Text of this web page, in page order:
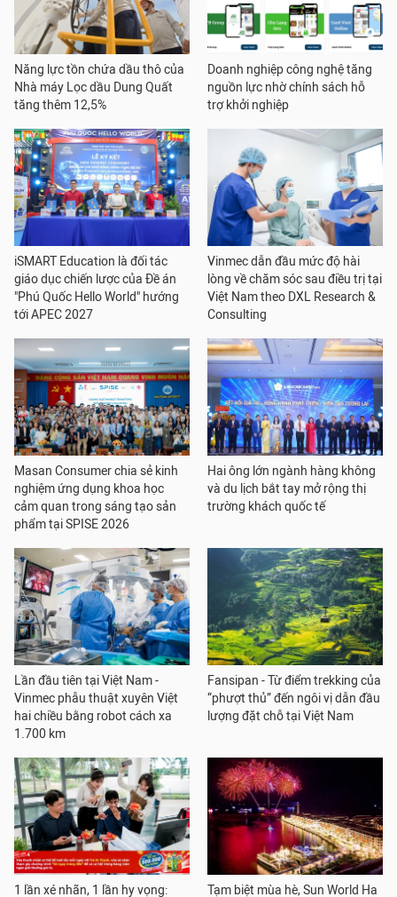
Năng lực tồn chứa dầu thô của
Nhà máy Lọc dầu Dung Quất
tăng thêm 12,5%
Doanh nghiệp công nghệ tăng
nguồn lực nhờ chính sách hỗ
trợ khởi nghiệp
iSMART Education là đối tác
giáo dục chiến lược của Đề án
"Phú Quốc Hello World" hướng
tới APEC 2027
Vinmec dẫn đầu mức độ hài
lòng về chăm sóc sau điều trị tại
Việt Nam theo DXL Research &
Consulting
Masan Consumer chia sẻ kinh
nghiệm ứng dụng khoa học
cảm quan trong sáng tạo sản
phẩm tại SPISE 2026
Hai ông lớn ngành hàng không
và du lịch bắt tay mở rộng thị
trường khách quốc tế
Lần đầu tiên tại Việt Nam -
Vinmec phẫu thuật xuyên Việt
hai chiều bằng robot cách xa
1.700 km
Fansipan - Từ điểm trekking của
“phượt thủ” đến ngôi vị dẫn đầu
lượng đặt chỗ tại Việt Nam
1 lần xé nhãn, 1 lần hy vọng: Tạm biệt mùa hè, Sun World Ha